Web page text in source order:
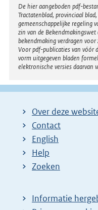
Disclaimer
De hier aangeboden pdf-
Tractatenblad, provinciaal
gemeenschappelijke regeling
zin van de
bekendmaking verdragen
Voor pdf-publicaties van vóór
vorm uitgegeven bladen
elektronische versies daarvan
Over deze
Contact
English
Help
Zoeken
Informatie